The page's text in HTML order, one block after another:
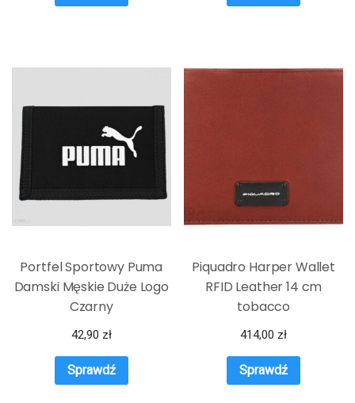
Portfel Sportowy Puma
Damski Męskie Duże Logo
Czarny
42,90 zł
Sprawdź
Piquadro Harper Wallet
RFID Leather 14 cm
tobacco
414,00 zł
Sprawdź